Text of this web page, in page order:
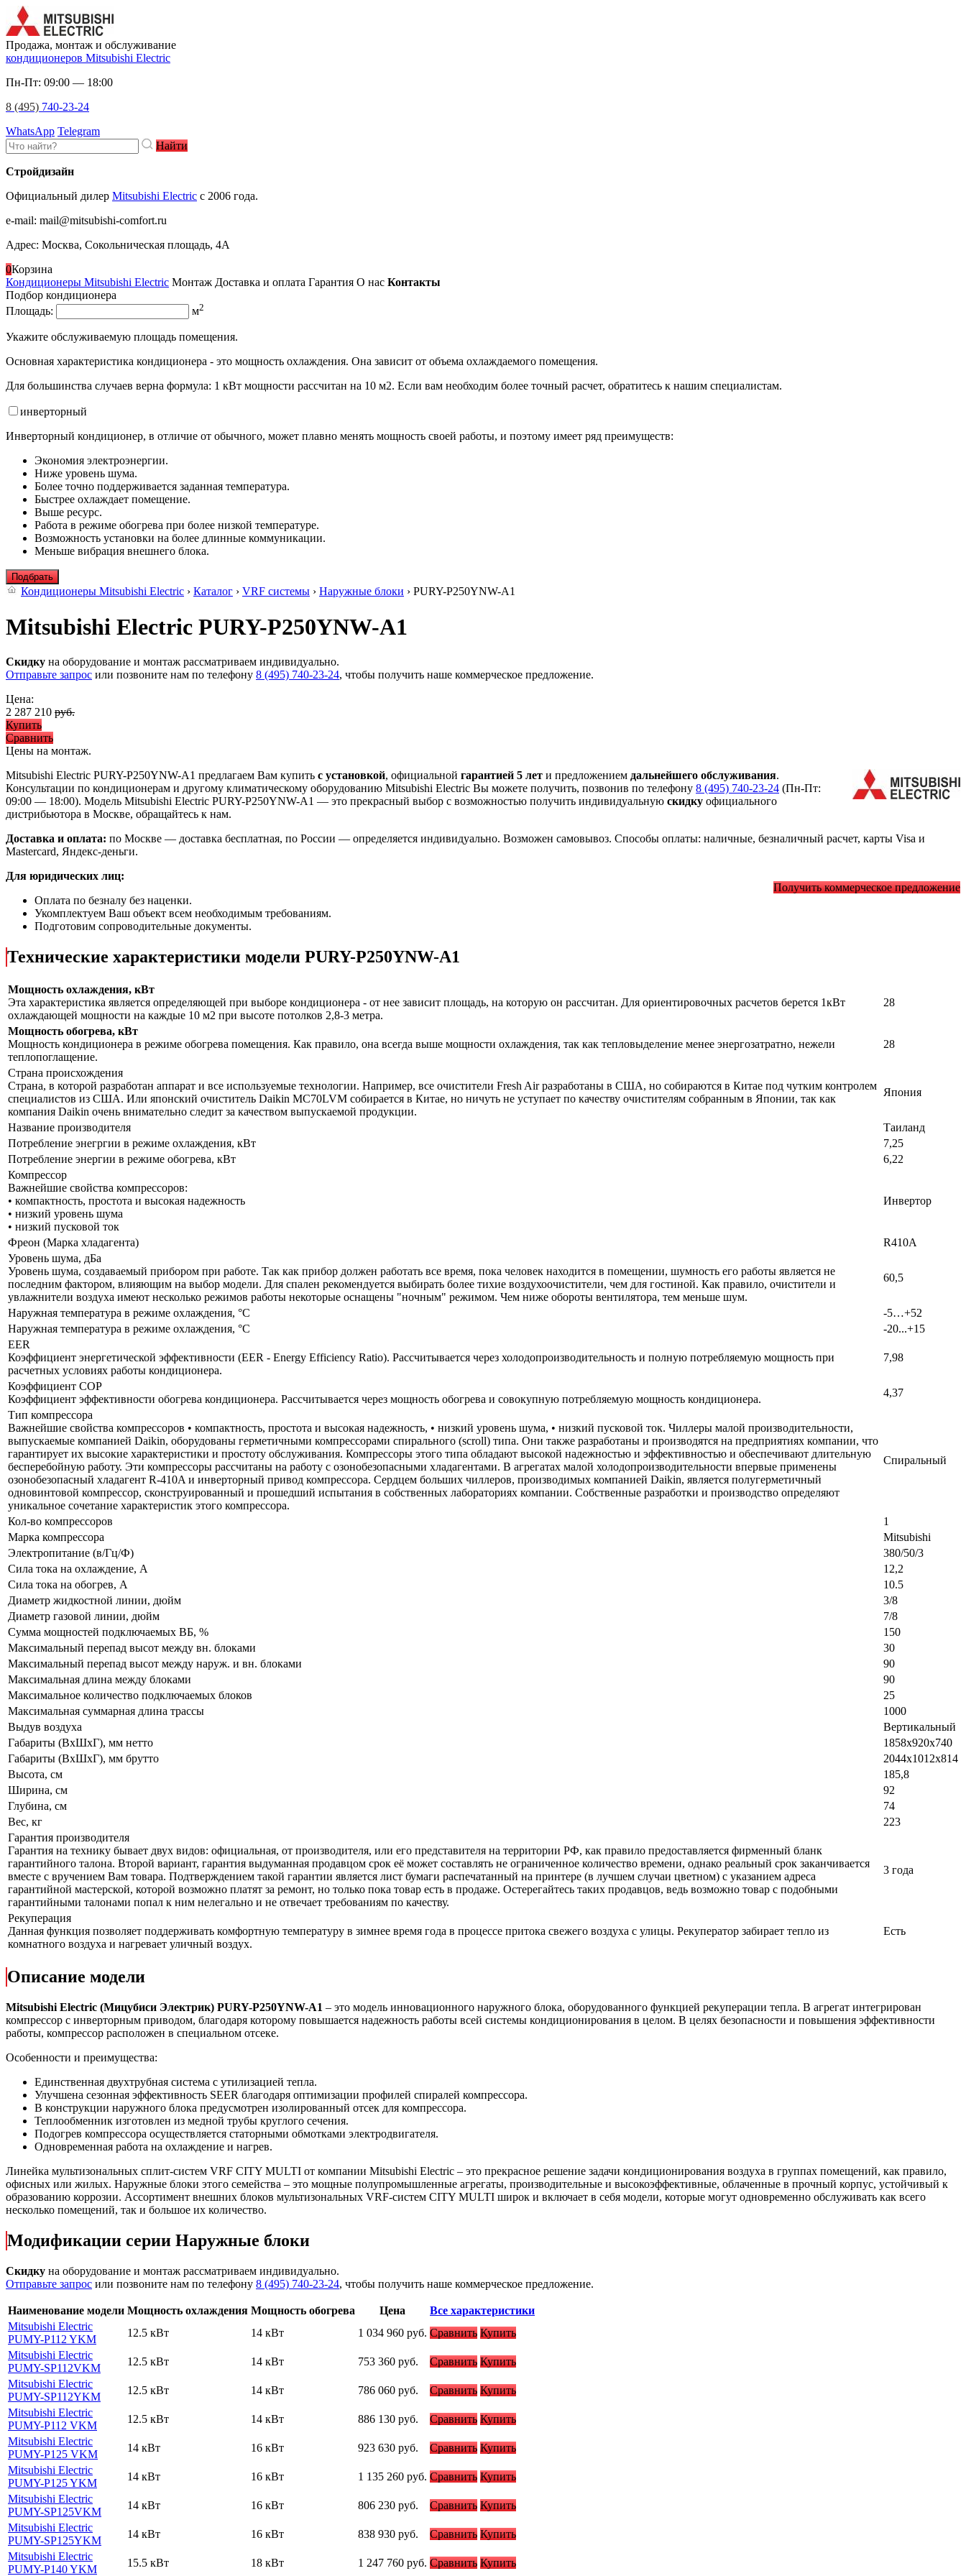
Продажа, монтаж и обслуживание
кондиционеров Mitsubishi Electric
Пн-Пт: 09:00 — 18:00
8 (495) 740-23-24
WhatsApp Telegram
Найти
Стройдизайн
Официальный дилер Mitsubishi Electric c 2006 года.
e-mail: mail@mitsubishi-comfort.ru
Адрес: Москва, Сокольническая площадь, 4А
0Корзина
Кондиционеры Mitsubishi Electric Монтаж Доставка и оплата Гарантия О нас Контакты
Подбор кондиционера
Площадь:
м2
Укажите обслуживаемую площадь помещения.
Основная характеристика кондиционера - это мощность охлаждения. Она зависит от объема охлаждаемого помещения.
Для большинства случаев верна формула: 1 кВт мощности рассчитан на 10 м2. Если вам необходим более точный расчет, обратитесь к нашим специалистам.
инверторный
Инверторный кондиционер, в отличие от обычного, может плавно менять мощность своей работы, и поэтому имеет ряд преимуществ:
Экономия электроэнергии.
Ниже уровень шума.
Более точно поддерживается заданная температура.
Быстрее охлаждает помещение.
Выше ресурс.
Работа в режиме обогрева при более низкой температуре.
Возможность установки на более длинные коммуникации.
Меньше вибрация внешнего блока.
Подбрать
Кондиционеры Mitsubishi Electric › Каталог › VRF системы › Наружные блоки › PURY-P250YNW-A1
Mitsubishi Electric PURY-P250YNW-A1
Скидку на оборудование и монтаж рассматриваем индивидуально.
Отправьте запрос или позвоните нам по телефону 8 (495) 740-23-24, чтобы получить наше коммерческое предложение.
Цена:
2 287 210 руб.
Купить
Сравнить
Цены на монтаж.
Mitsubishi Electric PURY-P250YNW-A1 предлагаем Вам купить с установкой, официальной гарантией 5 лет и предложением дальнейшего обслуживания.
Консультации по кондиционерам и другому климатическому оборудованию Mitsubishi Electric Вы можете получить, позвонив по телефону 8 (495) 740-23-24 (Пн-Пт:
09:00 — 18:00). Модель Mitsubishi Electric PURY-P250YNW-A1 — это прекрасный выбор с возможностью получить индивидуальную скидку официального
дистрибьютора в Москве, обращайтесь к нам.
Доставка и оплата: по Москве — доставка бесплатная, по России — определяется индивидуально. Возможен самовывоз. Способы оплаты: наличные, безналичный расчет, карты Visa и
Mastercard, Яндекс-деньги.
Получить коммерческое предложение
Для юридических лиц:
Оплата по безналу без наценки.
Укомплектуем Ваш объект всем необходимым требованиям.
Подготовим сопроводительные документы.
Технические характеристики модели PURY-P250YNW-A1
Мощность охлаждения, кВт
Эта характеристика является определяющей при выборе кондиционера - от нее зависит площадь, на которую он рассчитан. Для ориентировочных расчетов берется 1кВт
охлаждающей мощности на каждые 10 м2 при высоте потолков 2,8-3 метра.
28
Мощность обогрева, кВт
Мощность кондиционера в режиме обогрева помещения. Как правило, она всегда выше мощности охлаждения, так как тепловыделение менее энергозатратно, нежели
теплопоглащение.
28
Страна происхождения
Страна, в которой разработан аппарат и все используемые технологии. Например, все очистители Fresh Air разработаны в США, но собираются в Китае под чутким контролем
специалистов из США. Или японский очиститель Daikin MC70LVM собирается в Китае, но ничуть не уступает по качеству очистителям собранным в Японии, так как
компания Daikin очень внимательно следит за качеством выпускаемой продукции.
Япония
Название производителя
Таиланд
Потребление энегргии в режиме охлаждения, кВт
7,25
Потребление энергии в режиме обогрева, кВт
6,22
Компрессор
Важнейшие свойства компрессоров:
• компактность, простота и высокая надежность
• низкий уровень шума
• низкий пусковой ток
Инвертор
Фреон (Марка хладагента)
R410A
Уровень шума, дБа
Уровень шума, создаваемый прибором при работе. Так как прибор должен работать все время, пока человек находится в помещении, шумность его работы является не
последним фактором, влияющим на выбор модели. Для спален рекомендуется выбирать более тихие воздухоочистители, чем для гостиной. Как правило, очистители и
увлажнители воздуха имеют несколько режимов работы некоторые оснащены "ночным" режимом. Чем ниже обороты вентилятора, тем меньше шум.
60,5
Наружная температура в режиме охлаждения, °C
-5…+52
Наружная температура в режиме охлаждения, °C
-20...+15
EER
Коэффициент энергетической эффективности (EER - Energy Efficiency Ratio). Рассчитывается через холодопроизводительность и полную потребляемую мощность при
расчетных условиях работы кондиционера.
7,98
Коэффициент COP
Коэффициент эффективности обогрева кондиционера. Рассчитывается через мощность обогрева и совокупную потребляемую мощность кондиционера.
4,37
Тип компрессора
Важнейшие свойства компрессоров • компактность, простота и высокая надежность, • низкий уровень шума, • низкий пусковой ток. Чиллеры малой производительности,
выпускаемые компанией Daikin, оборудованы герметичными компрессорами спирального (scroll) типа. Они также разработаны и производятся на предприятиях компании, что
гарантирует их высокие характеристики и простоту обслуживания. Компрессоры этого типа обладают высокой надежностью и эффективностью и обеспечивают длительную
бесперебойную работу. Эти компрессоры рассчитаны на работу с озонобезопасными хладагентами. В агрегатах малой холодопроизводительности впервые применены
озонобезопасный хладагент R-410A и инверторный привод компрессора. Сердцем больших чиллеров, производимых компанией Daikin, является полугерметичный
одновинтовой компрессор, сконструированный и прошедший испытания в собственных лабораториях компании. Собственные разработки и производство определяют
уникальное сочетание характеристик этого компрессора.
Спиральный
Кол-во компрессоров
1
Марка компрессора
Mitsubishi
Электропитание (в/Гц/Ф)
380/50/3
Сила тока на охлаждение, А
12,2
Сила тока на обогрев, А
10.5
Диаметр жидкостной линии, дюйм
3/8
Диаметр газовой линии, дюйм
7/8
Сумма мощностей подключаемых ВБ, %
150
Максимальный перепад высот между вн. блоками
30
Максимальный перепад высот между наруж. и вн. блоками
90
Максимальная длина между блоками
90
Максимальное количество подключаемых блоков
25
Максимальная суммарная длина трассы
1000
Выдув воздуха
Вертикальный
Габариты (ВxШxГ), мм нетто
1858х920х740
Габариты (ВxШxГ), мм брутто
2044х1012х814
Высота, см
185,8
Ширина, см
92
Глубина, см
74
Вес, кг
223
Гарантия производителя
Гарантия на технику бывает двух видов: официальная, от производителя, или его представителя на территории РФ, как правило предоставляется фирменный бланк
гарантийного талона. Второй вариант, гарантия выдуманная продавцом срок её может составлять не ограниченное количество времени, однако реальный срок заканчивается
вместе с вручением Вам товара. Подтверждением такой гарантии является лист бумаги распечатанный на принтере (в лучшем случаи цветном) с указанием адреса
гарантийной мастерской, которой возможно платят за ремонт, но только пока товар есть в продаже. Остерегайтесь таких продавцов, ведь возможно товар с подобными
гарантийными талонами попал к ним нелегально и не отвечает требованиям по качеству.
3 года
Рекуперация
Данная функция позволяет поддерживать комфортную температуру в зимнее время года в процессе притока свежего воздуха с улицы. Рекуператор забирает тепло из
комнатного воздуха и нагревает уличный воздух.
Есть
Описание модели
Mitsubishi Electric (Мицубиси Электрик) PURY-P250YNW-A1 – это модель инновационного наружного блока, оборудованного функцией рекуперации тепла. В агрегат интегрирован
компрессор с инверторным приводом, благодаря которому повышается надежность работы всей системы кондиционирования в целом. В целях безопасности и повышения эффективности
работы, компрессор расположен в специальном отсеке.
Особенности и преимущества:
Единственная двухтрубная система с утилизацией тепла.
Улучшена сезонная эффективность SEER благодаря оптимизации профилей спиралей компрессора.
В конструкции наружного блока предусмотрен изолированный отсек для компрессора.
Теплообменник изготовлен из медной трубы круглого сечения.
Подогрев компрессора осуществляется статорными обмотками электродвигателя.
Одновременная работа на охлаждение и нагрев.
Линейка мультизональных сплит-систем VRF CITY MULTI от компании Mitsubishi Electric – это прекрасное решение задачи кондиционирования воздуха в группах помещений, как правило,
офисных или жилых. Наружные блоки этого семейства – это мощные полупромышленные агрегаты, производительные и высокоэффективные, облаченные в прочный корпус, устойчивый к
образованию коррозии. Ассортимент внешних блоков мультизональных VRF-систем CITY MULTI широк и включает в себя модели, которые могут одновременно обслуживать как всего
несколько помещений, так и большое их количество.
Модификации серии Наружные блоки
Скидку на оборудование и монтаж рассматриваем индивидуально.
Отправьте запрос или позвоните нам по телефону 8 (495) 740-23-24, чтобы получить наше коммерческое предложение.
Наименование модели Мощность охлаждения Мощность обогрева Цена
Все характеристики
Mitsubishi Electric
PUMY-P112 YKM
12.5 кВт 14 кВт 1 034 960 руб. Сравнить Купить
Mitsubishi Electric
PUMY-SP112VKM
12.5 кВт 14 кВт 753 360 руб. Сравнить Купить
Mitsubishi Electric
PUMY-SP112YKM
12.5 кВт 14 кВт 786 060 руб. Сравнить Купить
Mitsubishi Electric
PUMY-P112 VKM
12.5 кВт 14 кВт 886 130 руб. Сравнить Купить
Mitsubishi Electric
PUMY-P125 VKM
14 кВт 16 кВт 923 630 руб. Сравнить Купить
Mitsubishi Electric
PUMY-P125 YKM
14 кВт 16 кВт 1 135 260 руб. Сравнить Купить
Mitsubishi Electric
PUMY-SP125VKM
14 кВт 16 кВт 806 230 руб. Сравнить Купить
Mitsubishi Electric
PUMY-SP125YKM
14 кВт 16 кВт 838 930 руб. Сравнить Купить
Mitsubishi Electric
PUMY-P140 YKM
15.5 кВт 18 кВт 1 247 760 руб. Сравнить Купить